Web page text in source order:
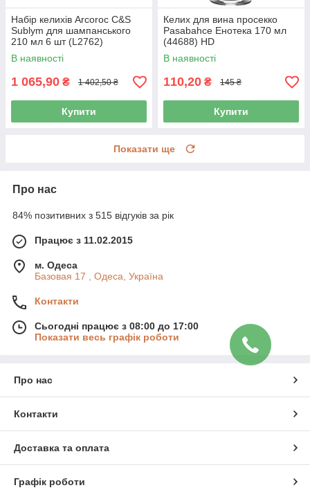
Набір келихів Arcoroc C&S
Sublym для шампанського
210 мл 6 шт (L2762)
В наявності
1 065,90 ₴ 1 402,50 ₴
Купити
Келих для вина просекко
Pasabahce Енотека 170 мл
(44688) HD
В наявності
110,20 ₴ 145 ₴
Купити
Показати ще
Про нас
84% позитивних з 515 відгуків за рік
Працює з 11.02.2015
м. Одеса
Базовая 17 , Одеса, Україна
Контакти
Сьогодні працює з 08:00 до 17:00
Показати весь графік роботи
Про нас
Контакти
Доставка та оплата
Графік роботи